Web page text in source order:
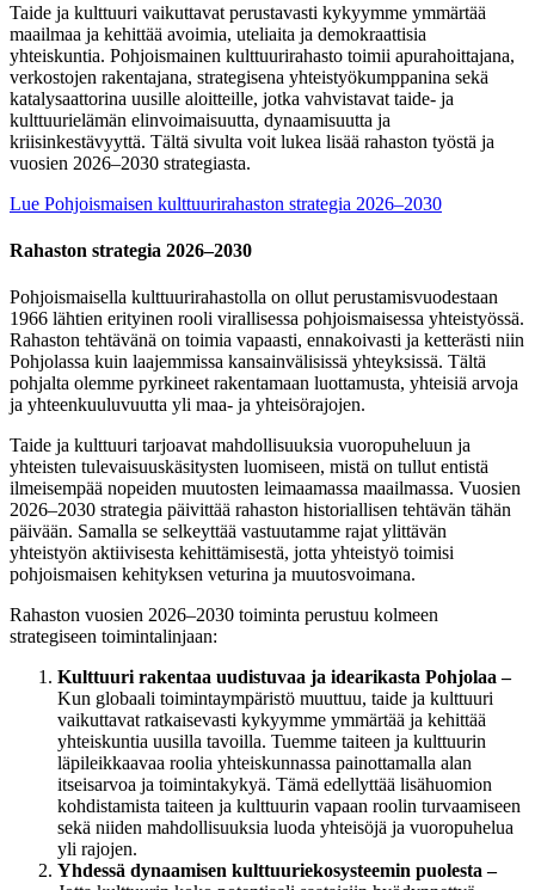
Taide ja kulttuuri vaikuttavat perustavasti kykyymme ymmärtää
maailmaa ja kehittää avoimia, uteliaita ja demokraattisia
yhteiskuntia. Pohjoismainen kulttuurirahasto toimii apurahoittajana,
verkostojen rakentajana, strategisena yhteistyökumppanina sekä
katalysaattorina uusille aloitteille, jotka vahvistavat taide- ja
kulttuurielämän elinvoimaisuutta, dynaamisuutta ja
kriisinkestävyyttä. Tältä sivulta voit lukea lisää rahaston työstä ja
vuosien 2026–2030 strategiasta.
Lue Pohjoismaisen kulttuurirahaston strategia 2026–2030
Rahaston strategia 2026–2030
Pohjoismaisella kulttuurirahastolla on ollut perustamisvuodestaan
1966 lähtien erityinen rooli virallisessa pohjoismaisessa yhteistyössä.
Rahaston tehtävänä on toimia vapaasti, ennakoivasti ja ketterästi niin
Pohjolassa kuin laajemmissa kansainvälisissä yhteyksissä. Tältä
pohjalta olemme pyrkineet rakentamaan luottamusta, yhteisiä arvoja
ja yhteenkuuluvuutta yli maa- ja yhteisörajojen.
Taide ja kulttuuri tarjoavat mahdollisuuksia vuoropuheluun ja
yhteisten tulevaisuuskäsitysten luomiseen, mistä on tullut entistä
ilmeisempää nopeiden muutosten leimaamassa maailmassa. Vuosien
2026–2030 strategia päivittää rahaston historiallisen tehtävän tähän
päivään. Samalla se selkeyttää vastuutamme rajat ylittävän
yhteistyön aktiivisesta kehittämisestä, jotta yhteistyö toimisi
pohjoismaisen kehityksen veturina ja muutosvoimana.
Rahaston vuosien 2026–2030 toiminta perustuu kolmeen
strategiseen toimintalinjaan:
Kulttuuri rakentaa uudistuvaa ja idearikasta Pohjolaa –
Kun globaali toimintaympäristö muuttuu, taide ja kulttuuri
vaikuttavat ratkaisevasti kykyymme ymmärtää ja kehittää
yhteiskuntia uusilla tavoilla. Tuemme taiteen ja kulttuurin
läpileikkaavaa roolia yhteiskunnassa painottamalla alan
itseisarvoa ja toimintakykyä. Tämä edellyttää lisähuomion
kohdistamista taiteen ja kulttuurin vapaan roolin turvaamiseen
sekä niiden mahdollisuuksia luoda yhteisöjä ja vuoropuhelua
yli rajojen.
Yhdessä dynaamisen kulttuuriekosysteemin puolesta –